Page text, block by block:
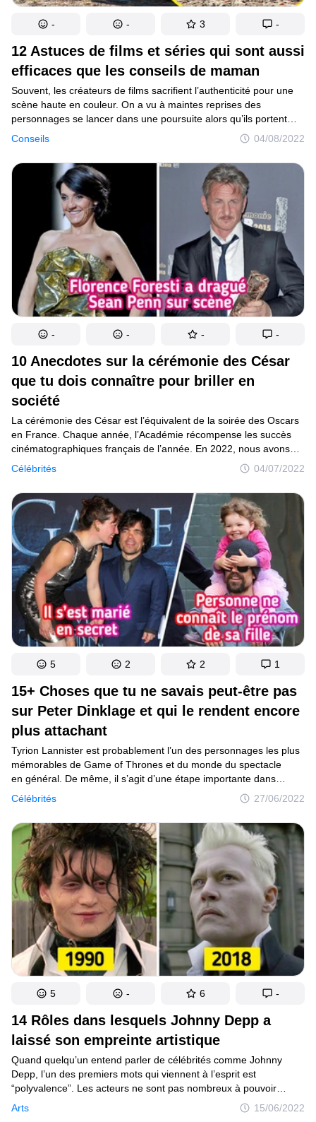
12 Astuces de films et séries qui sont aussi
efficaces que les conseils de maman
Conseils 04/08/2022
Souvent, les créateurs de films sacrifient l’authenticité pour une
scène haute en couleur. On a vu à maintes reprises des
personnages se lancer dans une poursuite alors qu’ils portent
des talons, ou se disputer au moment le moins opportun.
D’ailleurs, les paroles et les actions de certains héros comportent
beaucoup plus de sens que cela ne paraît.
- - 3 -
10 Anecdotes sur la cérémonie des César
que tu dois connaître pour briller en
société
Célébrités 04/07/2022
La cérémonie des César est l’équivalent de la soirée des Oscars
en France. Chaque année, l’Académie récompense les succès
cinématographiques français de l’année. En 2022, nous avons
célébré la 47ème édition et cet évènement fait partie du paysage
médiatique de la France. Nous savons comment se déroule
la cérémonie des César mais il y a différents faits qui sont
méconnus des spectateurs.
- - - -
15+ Choses que tu ne savais peut-être pas
sur Peter Dinklage et qui le rendent encore
plus attachant
Célébrités 27/06/2022
Tyrion Lannister est probablement l’un des personnages les plus
mémorables de Game of Thrones et du monde du spectacle
en général. De même, il s’agit d’une étape importante dans
la carrière de Peter Dinklage, l’acteur originaire du New Jersey
qui a su donner à la série le Tyrion ce dont elle avait besoin. Son
sens du drame, son esprit et son arrogance étaient
la combinaison parfaite pour faire de lui un personnage
inoubliable.
5 2 2 1
14 Rôles dans lesquels Johnny Depp a
laissé son empreinte artistique
Arts 15/06/2022
Quand quelqu’un entend parler de célébrités comme Johnny
Depp, l’un des premiers mots qui viennent à l’esprit est
“polyvalence”. Les acteurs ne sont pas nombreux à pouvoir
interpréter beaucoup de personnages iconiques et différents,
alors ce n’est pas étonnant qu’il soit l’un des artistes les plus
5 - 6 -